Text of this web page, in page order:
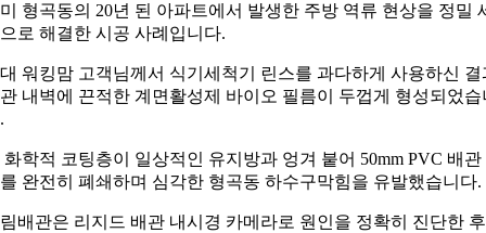
형곡동의 20년 된 아파트에서 발생한 주방 역류 현상을 정밀
로 해결한 시공 사례입니다.
워킹맘 고객님께서 식기세척기 린스를 과다하게 사용하신 결
내벽에 끈적한 계면활성제 바이오 필름이 두껍게 형성되었습
화학적 코팅층이 일상적인 유지방과 엉겨 붙어 50mm PVC 배관
완전히 폐쇄하며 심각한 형곡동 하수구막힘을 유발했습니다.
배관은 리지드 배관 내시경 카메라로 원인을 정확히 진단한 후